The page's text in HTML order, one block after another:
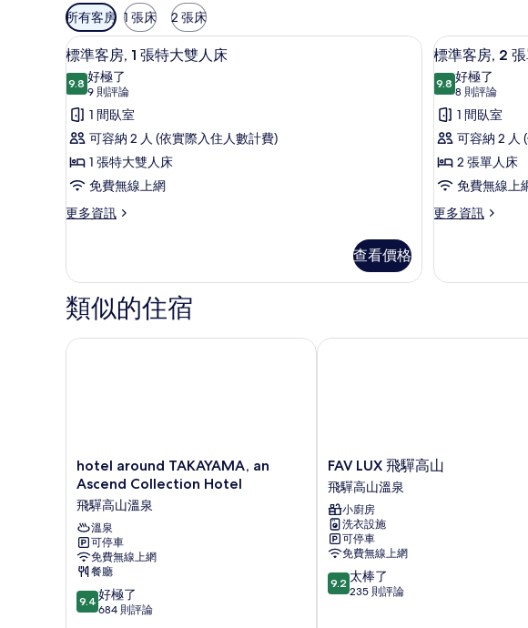
可
用
的
客
房
篩
選
件
所有客房 1 張床 2 張床
顯
示
標
準
客
房,
1
張
雙
人
床
的
標準客房, 1 張特大雙人床 | 羽絨被、客房內保險箱、書
8
標準客房, 1 張特大雙人床
9.89.8 分，滿分 10 分
好極了
9 則評論
(9
則
評
論)
1 間臥室
可容納 2 人 (依實際入住人數計費)
1 張特大雙人床
免費無線上網
更多資訊
更
客
房,
1
張
特
查看價格
顯
示
標
準
客
房,
2
張
床
8
標準客房, 2
9.89.8 分，滿分 10 分
好極了
8 則評論
(8
則
評
論)
1 間臥室
可容納 2 人
2 張單人床
免費無線上
更多資訊
更
客
單
類似的住宿
hotel
around
TAKAYAMA,
an
Ascend
Collection
Hotel
飛
驒
高
hotel around TAKAYAMA, an
Ascend Collection Hotel
飛驒高山溫泉
溫泉
可停車
免費無線上網
餐廳
9.4
分，
9.4 好極了
684 則評論
hotel around TAKAYAMA, an Ascend Collection Hotel
FAV
LUX
飛
驒
高
山
飛
驒
高
FAV LUX 飛驒高山
飛驒高山溫泉
小廚房
洗衣設施
可停車
免費無線上網
9.2
分，
9.2 太棒了
235 則評論
FAV LUX 飛驒高山